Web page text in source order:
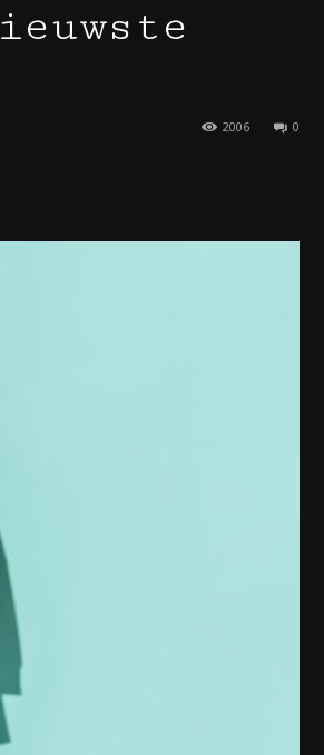
0
2006